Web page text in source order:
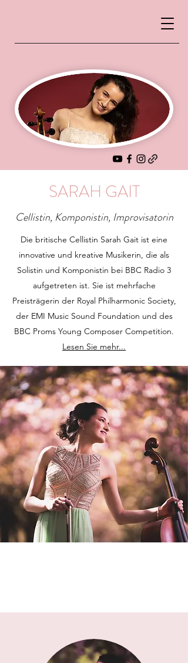
SARAH GAIT
Cellistin, Komponistin, Improvisatorin
Die britische Cellistin Sarah Gait ist eine
innovative und kreative Musikerin, die als
Solistin und Komponistin bei BBC Radio 3
aufgetreten ist. Sie ist mehrfache
Preisträgerin der Royal Philharmonic Society,
der EMI Music Sound Foundation und des
BBC Proms Young Composer Competition.
Lesen Sie mehr...